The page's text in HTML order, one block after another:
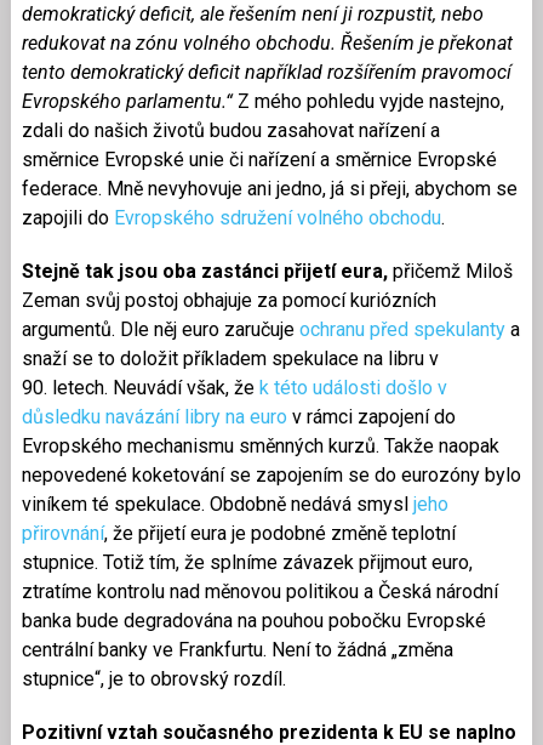
demokratický deficit, ale řešením není ji rozpustit, nebo
redukovat na zónu volného obchodu. Řešením je překonat
tento demokratický deficit například rozšířením pravomocí
Evropského parlamentu.“Z mého pohledu vyjde nastejno,
zdali do našich životů budou zasahovat nařízení a
směrnice Evropské unie či nařízení a směrnice Evropské
federace. Mně nevyhovuje ani jedno, já si přeji, abychom se
zapojili do Evropského sdružení volného obchodu.
Stejně tak jsou oba zastánci přijetí eura,přičemž Miloš
Zeman svůj postoj obhajuje za pomocí kuriózních
argumentů. Dle něj euro zaručuje ochranu před spekulantya
snaží se to doložit příkladem spekulace na libru v
90. letech. Neuvádí však, že k této události došlo v
důsledku navázání libry na euro v rámci zapojení do
Evropského mechanismu směnných kurzů. Takže naopak
nepovedené koketování se zapojením se do eurozóny bylo
viníkem té spekulace. Obdobně nedává smysl jeho
přirovnání, že přijetí eura je podobné změně teplotní
stupnice. Totiž tím, že splníme závazek přijmout euro,
ztratíme kontrolu nad měnovou politikou a Česká národní
banka bude degradována na pouhou pobočku Evropské
centrální banky ve Frankfurtu. Není to žádná „změna
stupnice“, je to obrovský rozdíl.
Pozitivní vztah současného prezidenta k EU se naplno